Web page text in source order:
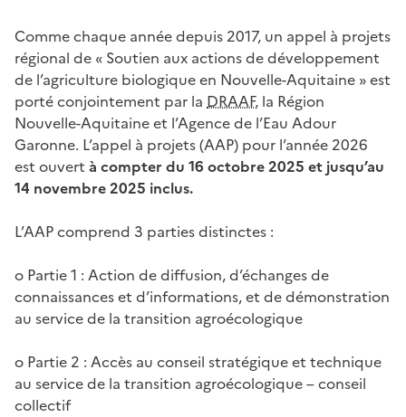
Comme chaque année depuis 2017, un appel à projets
régional de « Soutien aux actions de développement
de l’agriculture biologique en Nouvelle-Aquitaine » est
porté conjointement par la DRAAF, la Région
Nouvelle-Aquitaine et l’Agence de l’Eau Adour
Garonne. L’appel à projets (AAP) pour l’année 2026
est ouvert à compter du 16 octobre 2025 et jusqu’au
14 novembre 2025 inclus.
L’AAP comprend 3 parties distinctes :
o Partie 1 : Action de diffusion, d’échanges de
connaissances et d’informations, et de démonstration
au service de la transition agroécologique
o Partie 2 : Accès au conseil stratégique et technique
au service de la transition agroécologique – conseil
collectif